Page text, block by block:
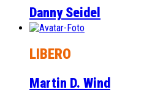
Danny Seidel
LIBERO
Martin D. Wind